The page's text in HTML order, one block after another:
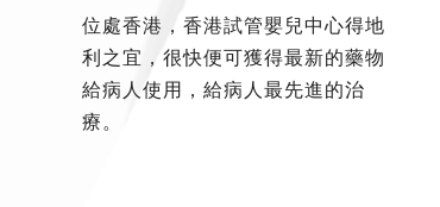
位處香港，香港試管嬰兒中心得地
利之宜，很快便可獲得最新的藥物
給病人使用，給病人最先進的治
療。